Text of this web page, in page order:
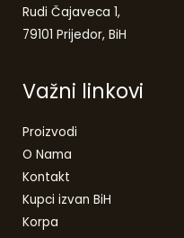
Rudi Čajaveca 1,
79101 Prijedor, BiH
Važni linkovi
Proizvodi
O Nama
Kontakt
Kupci izvan BiH
Korpa